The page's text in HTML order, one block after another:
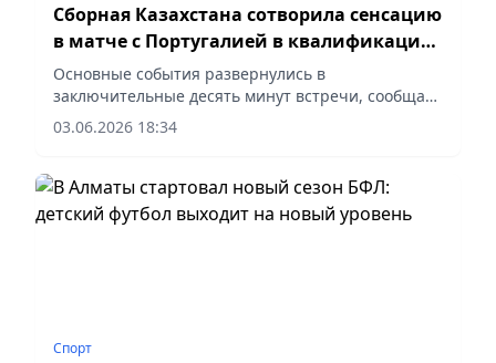
Сборная Казахстана сотворила сенсацию
в матче с Португалией в квалификации
Евро
Основные события развернулись в
заключительные десять минут встречи, сообщает
vecher.kz.
03.06.2026 18:34
Спорт